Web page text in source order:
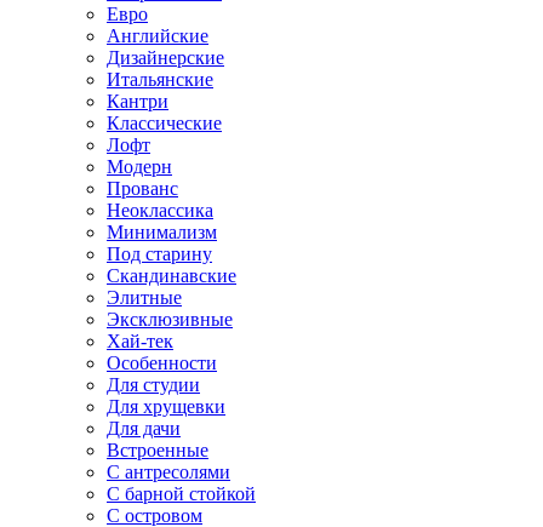
Евро
Английские
Дизайнерские
Итальянские
Кантри
Классические
Лофт
Модерн
Прованс
Неоклассика
Минимализм
Под старину
Скандинавские
Элитные
Эксклюзивные
Хай-тек
Особенности
Для студии
Для хрущевки
Для дачи
Встроенные
С антресолями
С барной стойкой
С островом